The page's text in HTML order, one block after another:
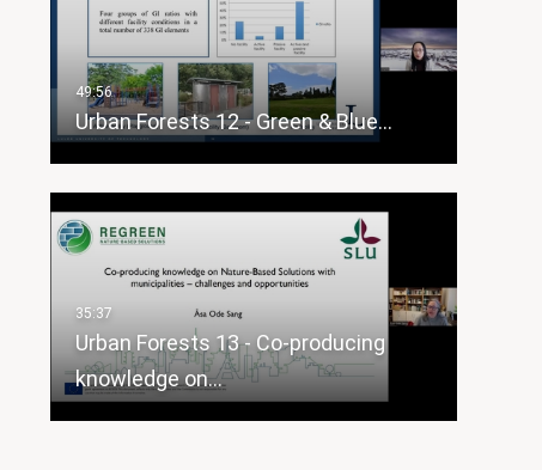
Urban Forests 12 - Green & Blue…
Urban Forests 13 - Co-producing
knowledge on…